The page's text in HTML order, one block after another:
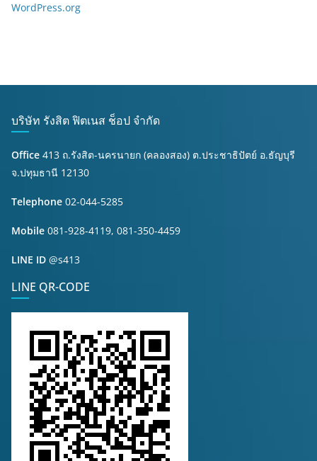
WordPress.org
บริษัท รังสิต ฟิตเนส ช็อป จำกัด
Office 413 ถ.รังสิต-นครนายก (คลองสอง) ต.ประชาธิปัตย์ อ.ธัญบุรี
จ.ปทุมธานี 12130
Telephone 02-044-5285
Mobile 081-928-4119, 081-350-4459
LINE ID @s413
LINE QR-CODE